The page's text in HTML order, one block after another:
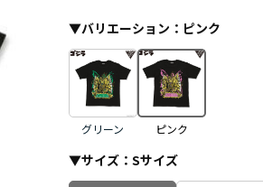
▼バリエーション ： ピンク
グリーン ピンク
▼サイズ： Sサイズ